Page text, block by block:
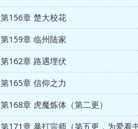
第156章 楚大校花
第159章 临州陆家
第162章 路遇埋伏
第165章 信仰之力
第168章 虎魔炼体（第二更）